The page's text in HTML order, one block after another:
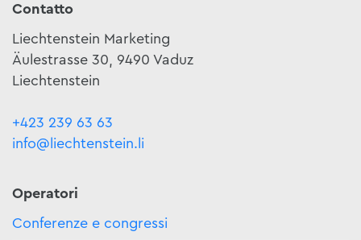
Contatto
Liechtenstein Marketing
Äulestrasse 30, 9490 Vaduz
Liechtenstein
+423 239 63 63
info@liechtenstein.li
Operatori
Conferenze e congressi